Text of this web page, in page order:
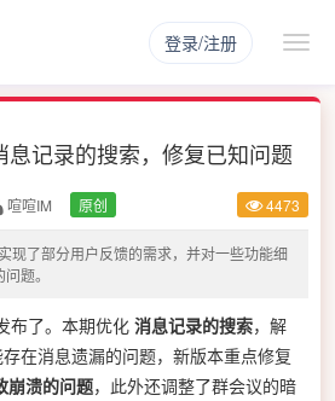
登录/注册
息记录的搜索，修复已知问题
喧喧IM 原创 4473
现了部分用户反馈的需求，并对一些功能细
题。
了。 本期优化 消息记录的搜索，解
在消息遗漏的问题，新版本重点修复
崩溃的问题，此外还调整了群会议的暗